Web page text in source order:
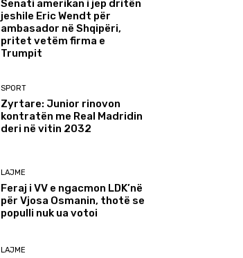
Senati amerikan i jep dritën
jeshile Eric Wendt për
ambasador në Shqipëri,
pritet vetëm firma e
Trumpit
SPORT
Zyrtare: Junior rinovon
kontratën me Real Madridin
deri në vitin 2032
LAJME
Feraj i VV e ngacmon LDK’në
për Vjosa Osmanin, thotë se
populli nuk ua votoi
LAJME